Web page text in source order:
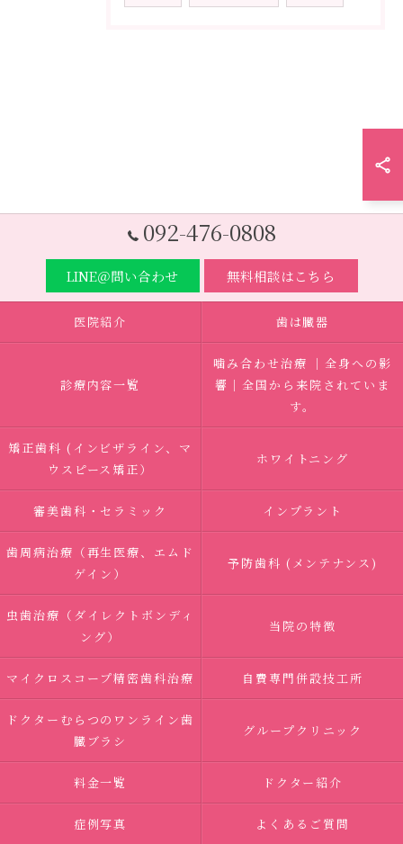
092-476-0808
LINE＠問い合わせ 無料相談はこちら
医院紹介 歯は臓器
診療内容一覧
噛み合わせ治療 ｜全身への影
響｜全国から来院されていま
す。
矯正歯科 (インビザライン、マ
ウスピース矯正）
ホワイトニング
審美歯科・セラミック インプラント
歯周病治療（再生医療、エムド
ゲイン）
予防歯科 (メンテナンス)
虫歯治療（ダイレクトボンディ
ング）
当院の特徴
マイクロスコープ精密歯科治療 自費専門併設技工所
ドクターむらつのワンライン歯
臓ブラシ
グループクリニック
料金一覧 ドクター紹介
症例写真 よくあるご質問